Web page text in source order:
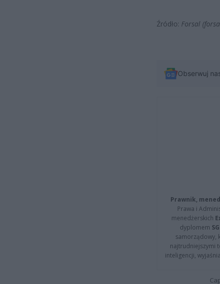
Źródło: Forsal
Obserwuj
Prawnik,
Prawa i
menedżerskich
dyplomem
samorządowy,
najtrudniejszymi
inteligencji,